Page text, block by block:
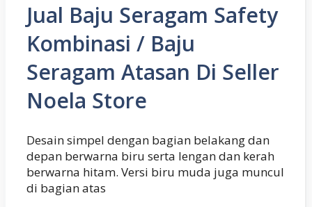
Jual Baju Seragam Safety
Kombinasi / Baju
Seragam Atasan Di Seller
Noela Store
Desain simpel dengan bagian belakang dan
depan berwarna biru serta lengan dan kerah
berwarna hitam. Versi biru muda juga muncul
di bagian atas